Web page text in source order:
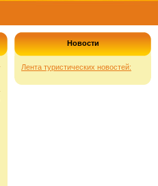
Новости
Лента туристических новостей: